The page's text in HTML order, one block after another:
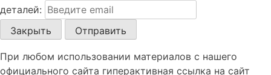
деталей:
Закрыть
Отправить
При любом использовании материалов с нашего
официального сайта гиперактивная ссылка на сайт